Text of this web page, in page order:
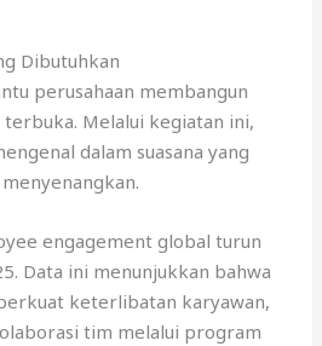
Dibutuhkan
perusahaan membangun
Melalui kegiatan ini,
dalam suasana yang
engagement global turun
Data ini menunjukkan bahwa
keterlibatan karyawan,
tim melalui program